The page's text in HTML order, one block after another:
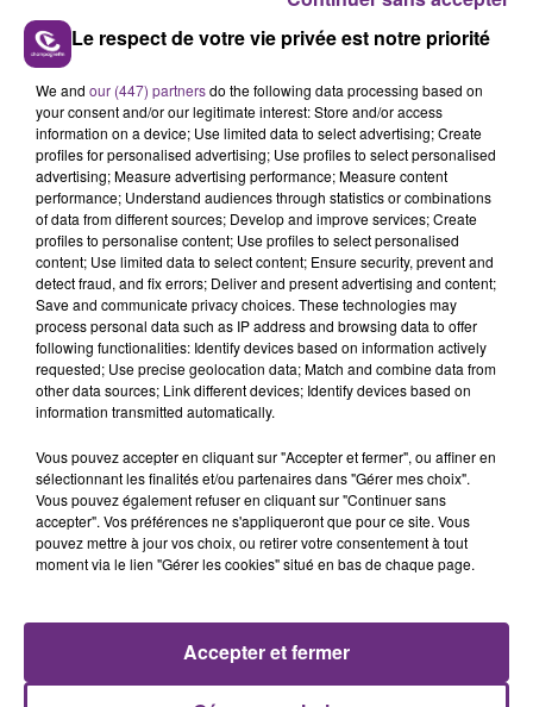
FIL D'ACTU
20h36
SI TOUT LE MONDE FAIT ÇA, MOI L'ANNÉE
PROCHAINE JE VENDANGE EN...
La vendange en Champagne a débuté ce jeudi 6
jamais vu !
14h39
L'INSPECTION DU TRAVAIL RAPPELLE À
L'ORDRE SUR LES CONDITIONS DE...
Le respect de votre vie privée est notre priorité
We and our (447) partnersdo the following data processing based on
your consent and/or our legitimate interest: Store and/or access
information on a device; Use limited data to select advertising; Create
profiles for personalised advertising; Use profiles to select personalised
advertising; Measure advertising performance; Measure content
performance; Understand audiences through statistics or combinations
of data from different sources; Develop and improve services; Create
profiles to personalise content; Use profiles to select personalised
content; Use limited data to select content; Ensure security, prevent and
detect fraud, and fix errors; Deliver and present advertising and content;
Save and communicate privacy choices. These technologies may
process personal data such as IP address and browsing data to offer
following functionalities: Identify devices based on information actively
requested; Use precise geolocation data; Match and combine data from
other data sources; Link different devices; Identify devices based on
information transmitted automatically.
Vous pouvez accepter en cliquant sur "Accepter et fermer", ou affiner en
sélectionnant les finalités et/ou partenaires dans "Gérer mes choix".
Vous pouvez également refuser en cliquant sur "Continuer sans
accepter". Vos préférences ne s'appliqueront que pour ce site. Vous
pouvez mettre à jour vos choix, ou retirer votre consentement à tout
moment via le lien "Gérer les cookies" situé en bas de chaque page.
Accepter et fermer